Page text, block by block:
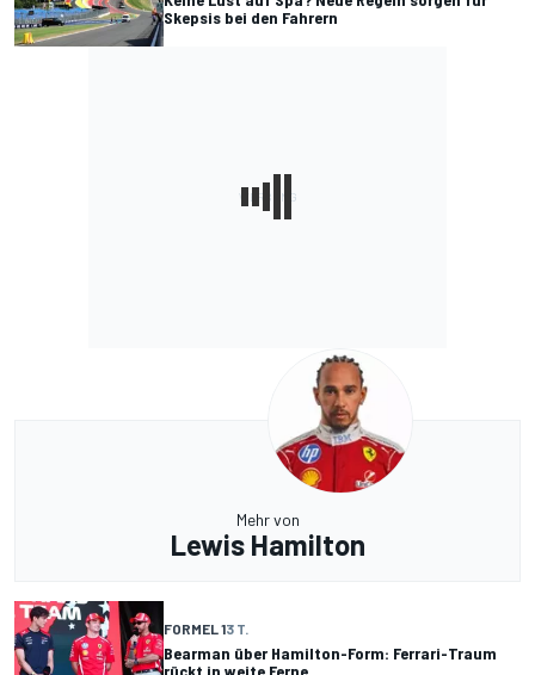
Skepsis bei den Fahrern
Mehr von
Lewis Hamilton
FORMEL 13 T.
Bearman über Hamilton-Form: Ferrari-Traum